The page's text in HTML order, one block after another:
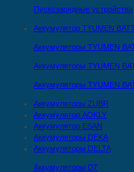
Пускозарядные устройства
Аккумулятор TYUMEN
Аккумуляторы TYUMEN
Аккумуляторы TYUMEN
Аккумуляторы TYUMEN
Аккумуляторы ZUBR
Аккумулятор AOKLY
Аккумулятор ESAN
Аккумуляторы DEKA
Аккумуляторы DELTA
Аккумуляторы DT